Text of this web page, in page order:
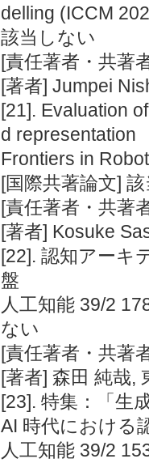
delling (ICCM
該当しない
[責任著者・共著
[著者] Jumpei
[21]. Evaluation
d representation
Frontiers in
[国際共著論文]
[責任著者・共著
[著者] Kosuke
[22]. 認知アーキ
盤
人工知能 39/2
ない
[責任著者・共著
[著者] 森田 純哉,
[23]. 特集：「生
AI 時代における
人工知能 39/2